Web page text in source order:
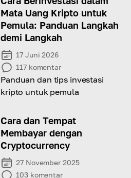
Mata Uang Kripto untuk
Pemula: Panduan Langkah
demi Langkah
17 Juni 2026
117 komentar
Panduan dan tips investasi
kripto untuk pemula
Cara dan Tempat
Membayar dengan
Cryptocurrency
27 November 2025
103 komentar